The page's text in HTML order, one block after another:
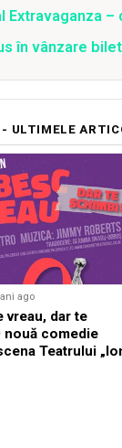
Extravaganza
în vânzare
ULTIMELE
ago
vreau, dar te
nouă comedie
Teatrului